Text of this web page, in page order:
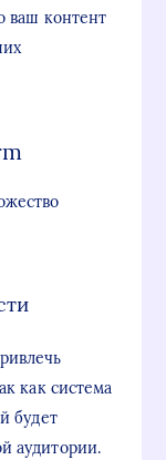
ваш контент
как система
будет
аудитории.